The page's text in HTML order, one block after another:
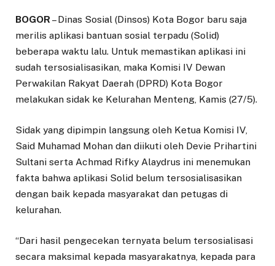
BOGOR – Dinas Sosial (Dinsos) Kota Bogor baru saja
merilis aplikasi bantuan sosial terpadu (Solid)
beberapa waktu lalu. Untuk memastikan aplikasi ini
sudah tersosialisasikan, maka Komisi IV Dewan
Perwakilan Rakyat Daerah (DPRD) Kota Bogor
melakukan sidak ke Kelurahan Menteng, Kamis (27/5).
Sidak yang dipimpin langsung oleh Ketua Komisi IV,
Said Muhamad Mohan dan diikuti oleh Devie Prihartini
Sultani serta Achmad Rifky Alaydrus ini menemukan
fakta bahwa aplikasi Solid belum tersosialisasikan
dengan baik kepada masyarakat dan petugas di
kelurahan.
“Dari hasil pengecekan ternyata belum tersosialisasi
secara maksimal kepada masyarakatnya, kepada para